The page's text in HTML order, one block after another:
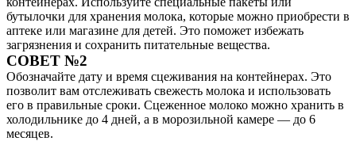
бутылочки для хранения молока, которые можно приобрести в
аптеке или магазине для детей. Это поможет избежать
загрязнения и сохранить питательные вещества.
СОВЕТ №2
Обозначайте дату и время сцеживания на контейнерах. Это
позволит вам отслеживать свежесть молока и использовать
его в правильные сроки. Сцеженное молоко можно хранить в
холодильнике до 4 дней, а в морозильной камере — до 6
месяцев.